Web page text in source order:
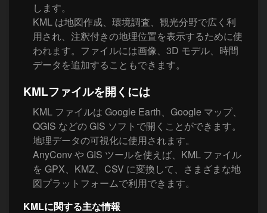
します。
KML は地図作成、環境調査、観光分野で広く利
用され、注釈付きの地理位置を表示するために使
われます。ファイルには画像、3D モデル、時間
データを追加することもできます。
KMLファイルを開くには
KML ファイルは Google Earth、Google マップ、
QGIS などの GIS ソフトで開くことができます。
地理データの可視化に使用されます。
AnyConv や GIS ツールを使えば、KML ファイル
を GPX、KMZ、CSV に変換して、さまざまな地
図プラットフォームで利用できます。
KMLに関する主な情報